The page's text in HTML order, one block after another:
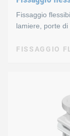
Clip:
Fissaggio
lamiere, porte di
FISSAGGIO
Il fissaggio